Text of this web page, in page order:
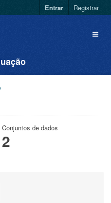
Entrar Registrar
Conjuntos de dados
2